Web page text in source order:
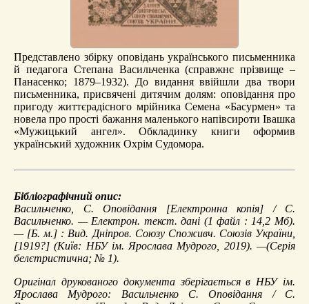
Представлено збірку оповідань українського письменника
й педагога Степана Васильченка (справжнє прізвище –
Панасенко; 1879–1932). До видання ввійшли два твори
письменника, присвячені дитячим долям: оповідання про
пригоду життєрадісного мрійника Семена «Басурмен» та
новела про прості бажання маленького напівсироти Івашка
«Мужицький ангел». Обкладинку книги оформив
український художник Охрім Судомора.
Бібліографічний опис:
Васильченко, С. Оповідання [Електронна копія] / С.
Васильченко. — Електрон. текст. дані (1 файл : 14,2 Мб).
— [Б. м.] : Вид. Дніпров. Союзу Споживч. Союзів України,
[1919?] (Київ: НБУ ім. Ярослава Мудрого, 2019). —(Серія
белєтристична; № 1).
Оригінал друкованого документа зберігається в НБУ ім.
Ярослава Мудрого: Васильченко С. Оповідання / С.